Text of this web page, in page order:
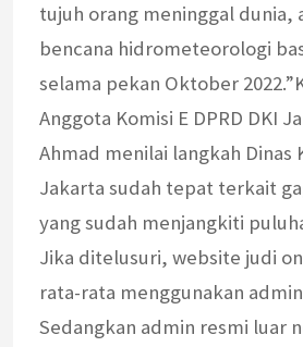
tujuh orang meninggal dunia,
bencana hidrometeorologi
selama pekan Oktober
Anggota Komisi E DPRD DKI
Ahmad menilai langkah Dinas
Jakarta sudah tepat terkait
yang sudah menjangkiti
Jika ditelusuri, website judi
rata-rata menggunakan
Sedangkan admin resmi luar